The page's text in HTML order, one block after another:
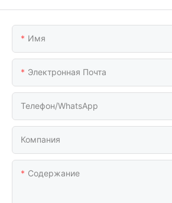
Имя
Электронная Почта
Телефон/WhatsApp
Компания
Содержание